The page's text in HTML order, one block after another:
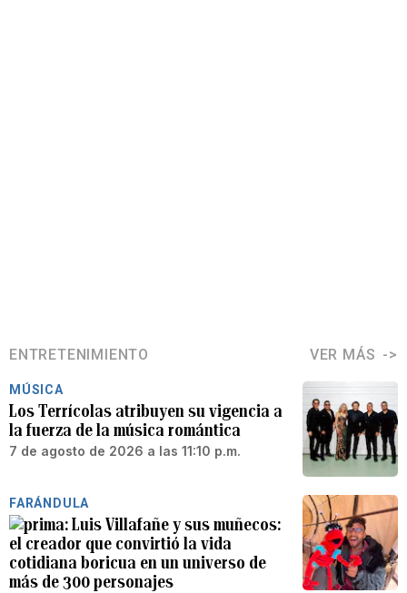
ENTRETENIMIENTO VER MÁS
MÚSICA
Los Terrícolas atribuyen su vigencia a
la fuerza de la música romántica
7 de agosto de 2026 a las 11:10 p.m.
FARÁNDULA
Luis Villafañe y sus muñecos:
el creador que convirtió la vida
cotidiana boricua en un universo de
más de 300 personajes